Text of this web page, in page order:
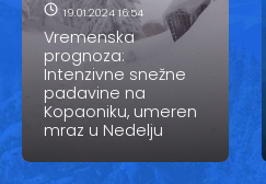
19.01.2024 16:54
Vremenska
prognoza:
Intenzivne snežne
padavine na
Kopaoniku, umeren
mraz u Nedelju